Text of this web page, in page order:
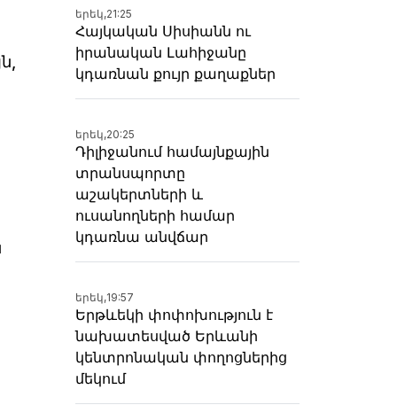
երեկ,21:25
Հայկական Սիսիանն ու
իրանական Լահիջանը
կդառնան քույր քաղաքներ
երեկ,20:25
Դիլիջանում համայնքային
տրանսպորտը
աշակերտների և
ուսանողների համար
կդառնա անվճար
երեկ,19:57
Երթևեկի փոփոխություն է
նախատեսված Երևանի
կենտրոնական փողոցներից
մեկում